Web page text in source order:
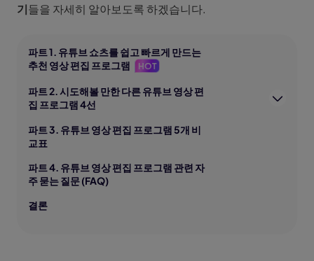
기들을 자세히 알아보도록 하겠습니다.
파트 1. 유튜브 쇼츠를 쉽고 빠르게 만드는
추천 영상 편집 프로그램
HOT
파트 2. 시도해볼 만한 다른 유튜브 영상 편
집 프로그램 4선
파트 3. 유튜브 영상 편집 프로그램 5개 비
교표
파트 4. 유튜브 영상 편집 프로그램 관련 자
주 묻는 질문 (FAQ)
결론